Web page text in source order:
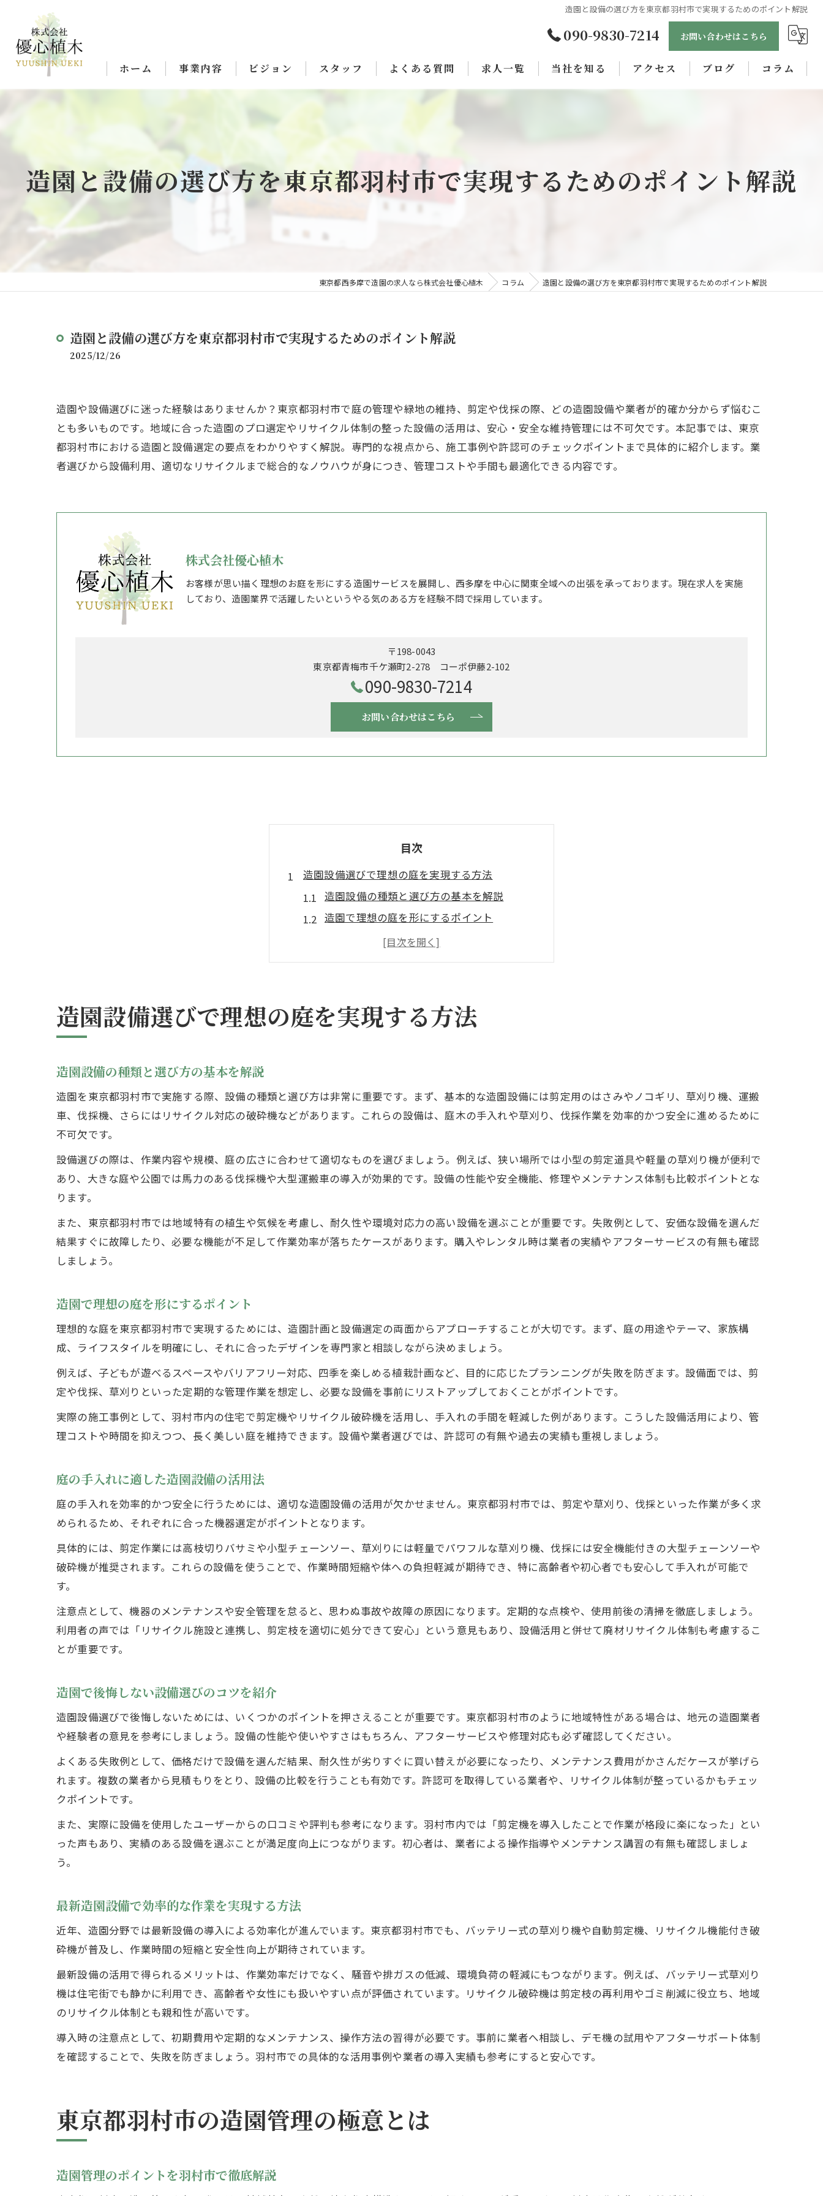
造園と設備の選び方を東京都羽村市で実現するためのポイント解説
090-9830-7214 お問い合わせはこちら
ホーム 事業内容 ビジョン スタッフ よくある質問 求人一覧 当社を知る
職人
アクセス ブログ コラム
造園と設備の選び方を東京都羽村市で実現するためのポイント解説
東京都西多摩で造園の求人なら株式会社優心植木 コラム 造園と設備の選び方を東京都羽村市で実現するためのポイント解説
造園と設備の選び方を東京都羽村市で実現するためのポイント解説
2025/12/26
造園や設備選びに迷った経験はありませんか？東京都羽村市で庭の管理や緑地の維持、剪定や伐採の際、どの造園設備や業者が的確か分からず悩むこ
とも多いものです。地域に合った造園のプロ選定やリサイクル体制の整った設備の活用は、安心・安全な維持管理には不可欠です。本記事では、東京
都羽村市における造園と設備選定の要点をわかりやすく解説。専門的な視点から、施工事例や許認可のチェックポイントまで具体的に紹介します。業
者選びから設備利用、適切なリサイクルまで総合的なノウハウが身につき、管理コストや手間も最適化できる内容です。
株式会社優心植木
お客様が思い描く理想のお庭を形にする造園サービスを展開し、西多摩を中心に関東全域への出張を承っております。現在求人を実施
しており、造園業界で活躍したいというやる気のある方を経験不問で採用しています。
〒198-0043
東京都青梅市千ケ瀬町2-278 コーポ伊藤2-102
090-9830-7214
お問い合わせはこちら
目次
造園設備選びで理想の庭を実現する方法
造園設備の種類と選び方の基本を解説
造園で理想の庭を形にするポイント
庭の手入れに適した造園設備の活用法
造園で後悔しない設備選びのコツを紹介
東京都羽村市の造園管理の極意とは
造園管理のポイントを羽村市で徹底解説
造園管理に強い地元業者の特徴をチェック
季節ごとの造園管理ポイントを押さえよう
造園と設備リサイクルの連携が生む効果
造園現場での廃材リサイクル実践法を紹介
環境配慮型造園のためのリサイクル活用術
造園廃材を活かすリサイクル施設の選び方
造園施工事例から読み解く業者の実力
口コミや評判で造園業者を比較する方法
造園現場対応力が高い業者の特徴を押さえる
剪定伐採が必要な時の設備活用ポイント
造園で活躍する剪定伐採用設備の選び方
剪定伐採時に便利な造園設備の活用法
造園作業効率化に役立つ設備紹介
リサイクル施設活用による管理コスト削減
管理コストを下げるリサイクル設備の選び方
リサイクル施設の特徴と造園業務への活用
造園で出る廃材の適切な処分方法を解説
造園設備選びで理想の庭を実現する方法
造園設備の種類と選び方の基本を解説
造園を東京都羽村市で実施する際、設備の種類と選び方は非常に重要です。まず、基本的な造園設備には剪定用のはさみやノコギリ、草刈り機、運搬
車、伐採機、さらにはリサイクル対応の破砕機などがあります。これらの設備は、庭木の手入れや草刈り、伐採作業を効率的かつ安全に進めるために
不可欠です。
設備選びの際は、作業内容や規模、庭の広さに合わせて適切なものを選びましょう。例えば、狭い場所では小型の剪定道具や軽量の草刈り機が便利で
あり、大きな庭や公園では馬力のある伐採機や大型運搬車の導入が効果的です。設備の性能や安全機能、修理やメンテナンス体制も比較ポイントとな
ります。
また、東京都羽村市では地域特有の植生や気候を考慮し、耐久性や環境対応力の高い設備を選ぶことが重要です。失敗例として、安価な設備を選んだ
結果すぐに故障したり、必要な機能が不足して作業効率が落ちたケースがあります。購入やレンタル時は業者の実績やアフターサービスの有無も確認
しましょう。
造園で理想の庭を形にするポイント
理想的な庭を東京都羽村市で実現するためには、造園計画と設備選定の両面からアプローチすることが大切です。まず、庭の用途やテーマ、家族構
成、ライフスタイルを明確にし、それに合ったデザインを専門家と相談しながら決めましょう。
例えば、子どもが遊べるスペースやバリアフリー対応、四季を楽しめる植栽計画など、目的に応じたプランニングが失敗を防ぎます。設備面では、剪
定や伐採、草刈りといった定期的な管理作業を想定し、必要な設備を事前にリストアップしておくことがポイントです。
実際の施工事例として、羽村市内の住宅で剪定機やリサイクル破砕機を活用し、手入れの手間を軽減した例があります。こうした設備活用により、管
理コストや時間を抑えつつ、長く美しい庭を維持できます。設備や業者選びでは、許認可の有無や過去の実績も重視しましょう。
庭の手入れに適した造園設備の活用法
庭の手入れを効率的かつ安全に行うためには、適切な造園設備の活用が欠かせません。東京都羽村市では、剪定や草刈り、伐採といった作業が多く求
められるため、それぞれに合った機器選定がポイントとなります。
具体的には、剪定作業には高枝切りバサミや小型チェーンソー、草刈りには軽量でパワフルな草刈り機、伐採には安全機能付きの大型チェーンソーや
破砕機が推奨されます。これらの設備を使うことで、作業時間短縮や体への負担軽減が期待でき、特に高齢者や初心者でも安心して手入れが可能で
す。
注意点として、機器のメンテナンスや安全管理を怠ると、思わぬ事故や故障の原因になります。定期的な点検や、使用前後の清掃を徹底しましょう。
利用者の声では「リサイクル施設と連携し、剪定枝を適切に処分できて安心」という意見もあり、設備活用と併せて廃材リサイクル体制も考慮するこ
とが重要です。
造園で後悔しない設備選びのコツを紹介
造園設備選びで後悔しないためには、いくつかのポイントを押さえることが重要です。東京都羽村市のように地域特性がある場合は、地元の造園業者
や経験者の意見を参考にしましょう。設備の性能や使いやすさはもちろん、アフターサービスや修理対応も必ず確認してください。
よくある失敗例として、価格だけで設備を選んだ結果、耐久性が劣りすぐに買い替えが必要になったり、メンテナンス費用がかさんだケースが挙げら
れます。複数の業者から見積もりをとり、設備の比較を行うことも有効です。許認可を取得している業者や、リサイクル体制が整っているかもチェッ
クポイントです。
また、実際に設備を使用したユーザーからの口コミや評判も参考になります。羽村市内では「剪定機を導入したことで作業が格段に楽になった」とい
った声もあり、実績のある設備を選ぶことが満足度向上につながります。初心者は、業者による操作指導やメンテナンス講習の有無も確認しましょ
う。
最新造園設備で効率的な作業を実現する方法
近年、造園分野では最新設備の導入による効率化が進んでいます。東京都羽村市でも、バッテリー式の草刈り機や自動剪定機、リサイクル機能付き破
砕機が普及し、作業時間の短縮と安全性向上が期待されています。
最新設備の活用で得られるメリットは、作業効率だけでなく、騒音や排ガスの低減、環境負荷の軽減にもつながります。例えば、バッテリー式草刈り
機は住宅街でも静かに利用でき、高齢者や女性にも扱いやすい点が評価されています。リサイクル破砕機は剪定枝の再利用やゴミ削減に役立ち、地域
のリサイクル体制とも親和性が高いです。
導入時の注意点として、初期費用や定期的なメンテナンス、操作方法の習得が必要です。事前に業者へ相談し、デモ機の試用やアフターサポート体制
を確認することで、失敗を防ぎましょう。羽村市での具体的な活用事例や業者の導入実績も参考にすると安心です。
東京都羽村市の造園管理の極意とは
造園管理のポイントを羽村市で徹底解説